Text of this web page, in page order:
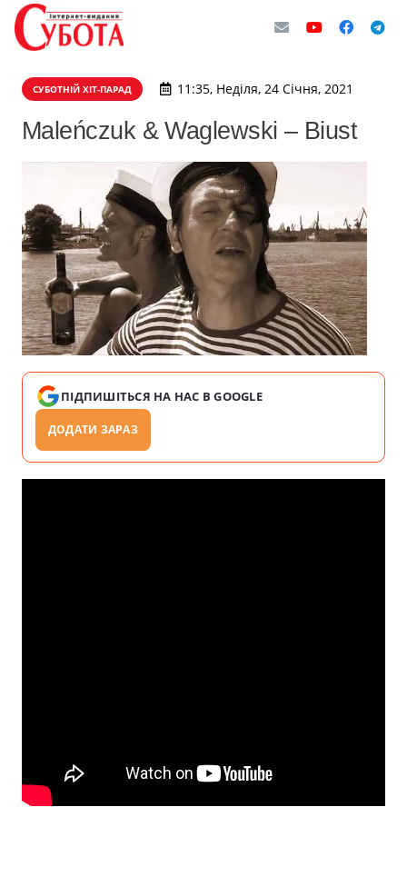
СУБОТНІЙ ХІТ-ПАРАД 11:35, Неділя, 24 Січня, 2021
Maleńczuk & Waglewski – Biust
ПІДПИШІТЬСЯ НА НАС В GOOGLE
ДОДАТИ ЗАРАЗ